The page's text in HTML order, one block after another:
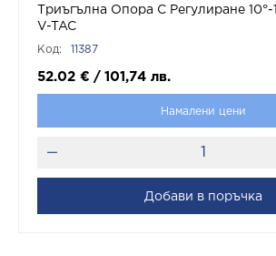
Триъгълна Опора С Регулиране 10°-
V-TAC
Код: 11387
52.02 € / 101,74 лв.
Намалени цени
Добави в поръчка